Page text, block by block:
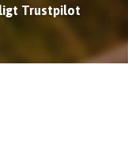
Trustpilot